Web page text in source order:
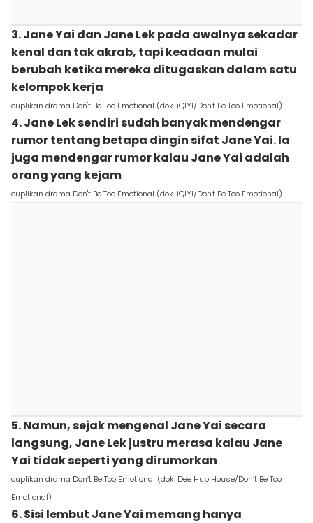
3. Jane Yai dan Jane Lek pada awalnya sekadar
kenal dan tak akrab, tapi keadaan mulai
berubah ketika mereka ditugaskan dalam satu
kelompok kerja
cuplikan drama Don't Be Too Emotional (dok. iQIYI/Don't Be Too Emotional)
4. Jane Lek sendiri sudah banyak mendengar
rumor tentang betapa dingin sifat Jane Yai. Ia
juga mendengar rumor kalau Jane Yai adalah
orang yang kejam
cuplikan drama Don't Be Too Emotional (dok. iQIYI/Don't Be Too Emotional)
5. Namun, sejak mengenal Jane Yai secara
langsung, Jane Lek justru merasa kalau Jane
Yai tidak seperti yang dirumorkan
cuplikan drama Don’t Be Too Emotional (dok. Dee Hup House/Don’t Be Too
Emotional)
6. Sisi lembut Jane Yai memang hanya